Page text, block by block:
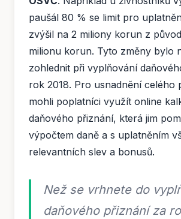
paušál 80 % se limit pro
zvýšil na 2 miliony korun z
milionu korun. Tyto změny bylo
zohlednit při vyplňování
rok 2018. Pro usnadnění celého
mohli poplatníci využít online
daňového přiznání, která jim
výpočtem daně a s uplatněním
relevantních slev a bonusů.
Než se vrhnete do
daňového přiznání za